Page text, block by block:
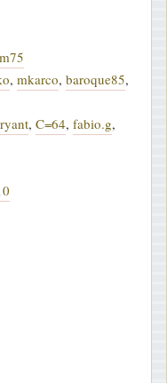
, mkarco, baroque85,
, C=64, fabio.g,